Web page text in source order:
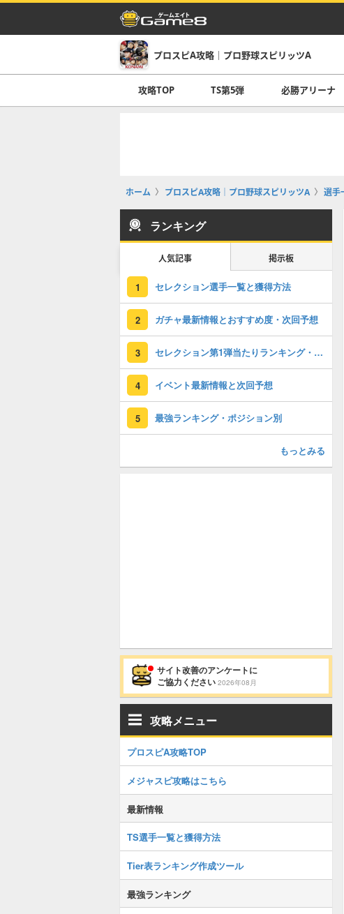
プロスピA攻略｜プロ野球スピリッツA
攻略TOP TS第5弾 必勝アリーナ
ホーム プロスピA攻略｜プロ野球スピリッツA 選手
ランキング
人気記事 掲示板
1 セレクション選手一覧と獲得方法
2 ガチャ最新情報とおすすめ度・次回予想
3 セレクション第1弾当たりランキング・能力評価
4 イベント最新情報と次回予想
5 最強ランキング・ポジション別
もっとみる
サイト改善のアンケートに
ご協力ください 2026年08月
攻略メニュー
プロスピA攻略TOP
メジャスピ攻略はこちら
最新情報
TS選手一覧と獲得方法
Tier表ランキング作成ツール
最強ランキング